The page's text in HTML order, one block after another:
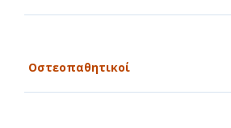
Οστεοπαθητικοί